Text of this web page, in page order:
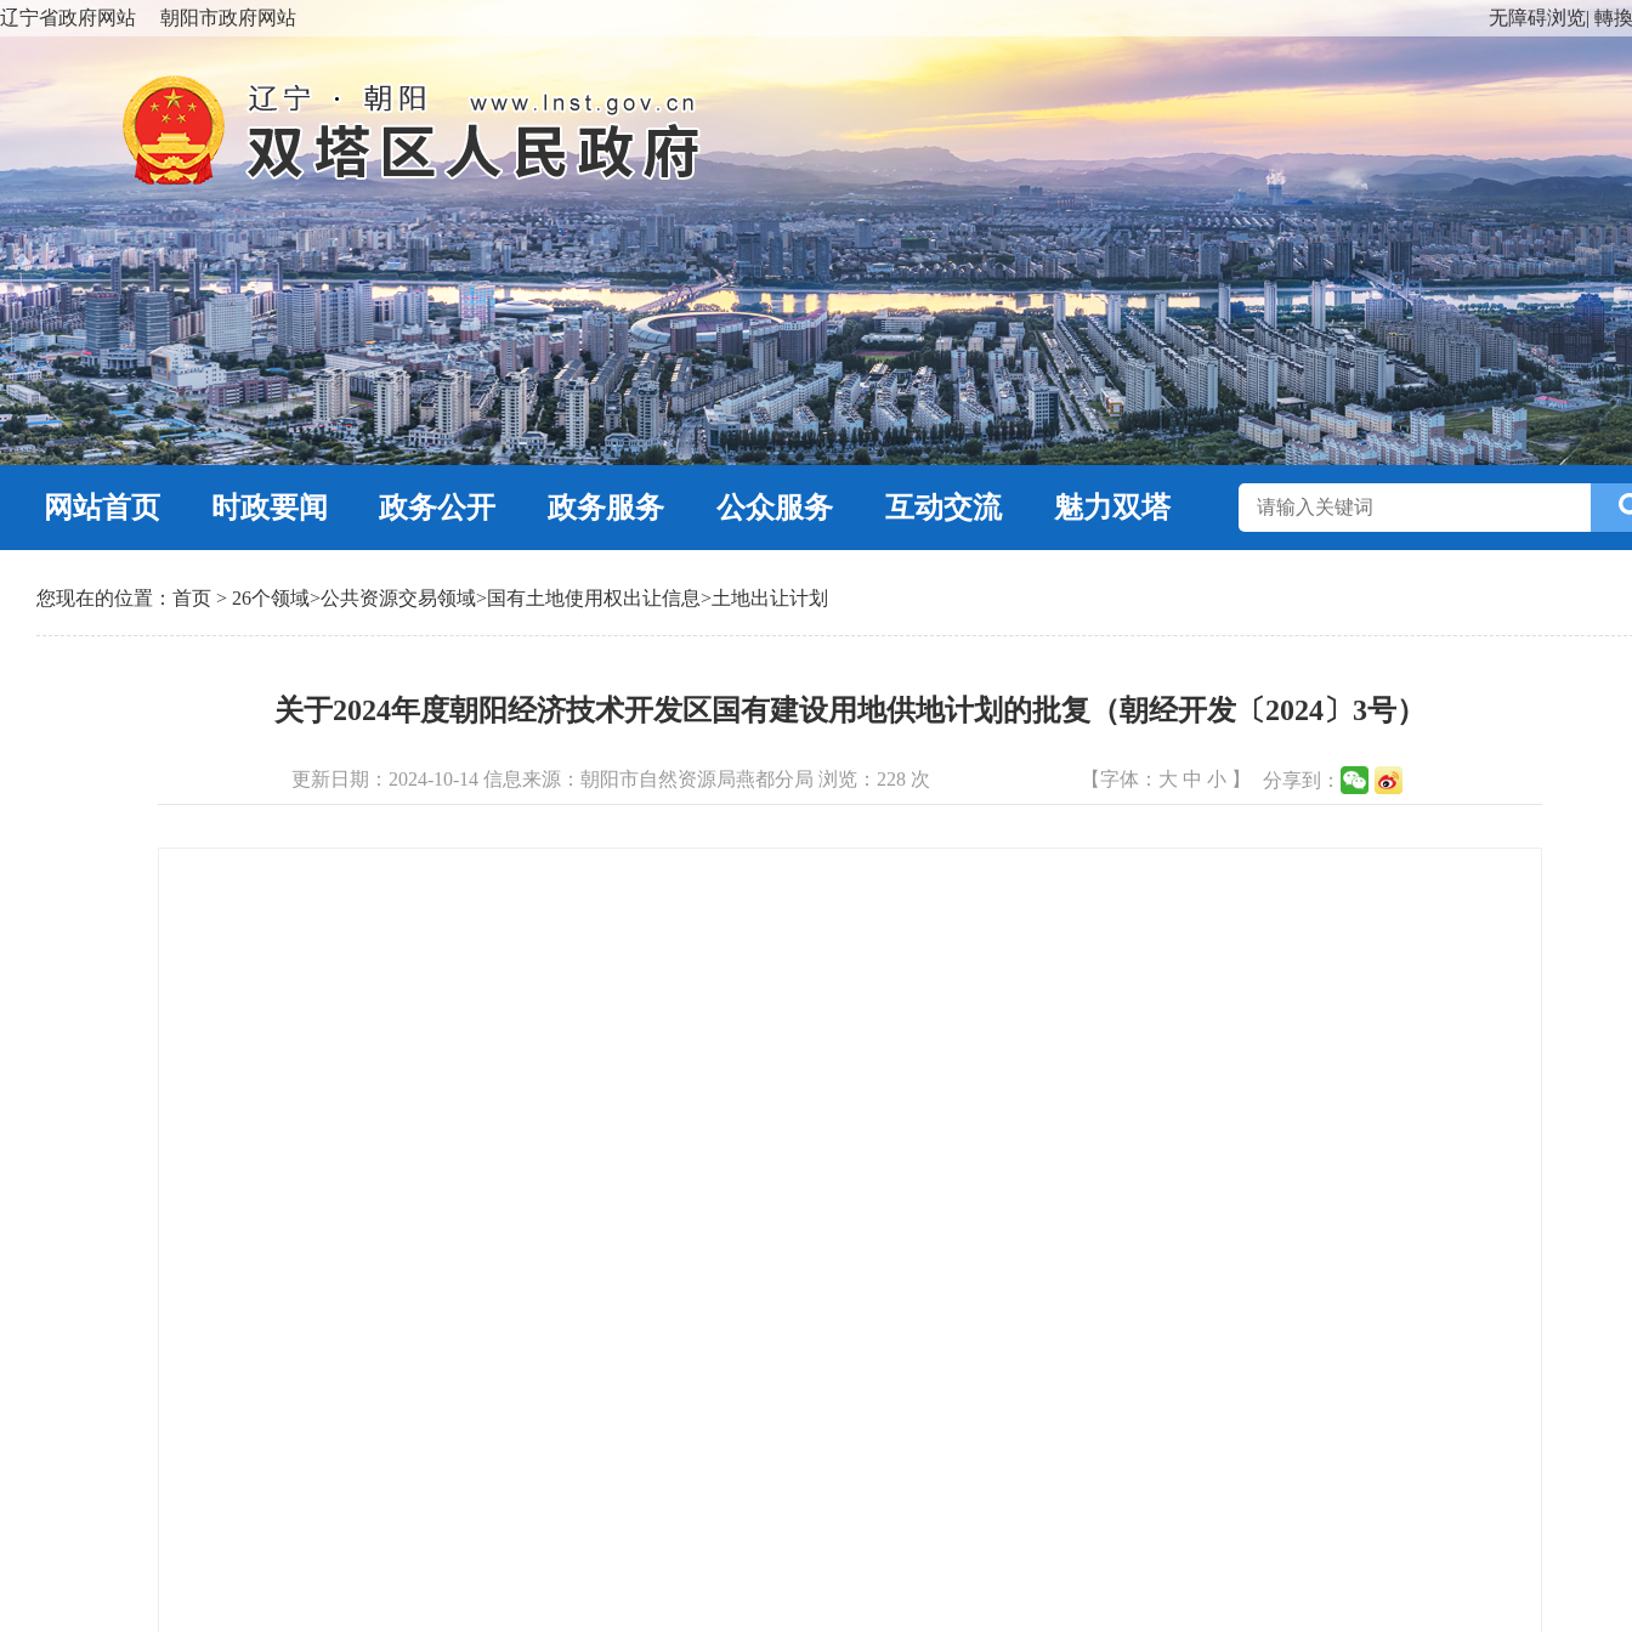
辽宁省政府网站 朝阳市政府网站 无障碍浏览| 轉
网站首页 时政要闻 政务公开 政务服务 公众服务 互动交流 魅力双塔
您现在的位置： 首页 > 26个领域>公共资源交易领域>国有土地使用权出让信息>土地出让计划
关于2024年度朝阳经济技术开发区国有建设用地供地计划的批复（朝经开发〔2024〕3号）
更新日期：2024-10-14 信息来源：朝阳市自然资源局燕都分局 浏览： 228 次 【字体： 大 中 小 】 分享到：